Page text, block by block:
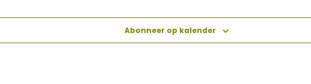
Abonneer op kalender